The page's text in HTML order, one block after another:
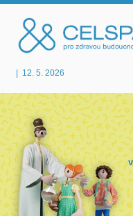
12. 5. 2026